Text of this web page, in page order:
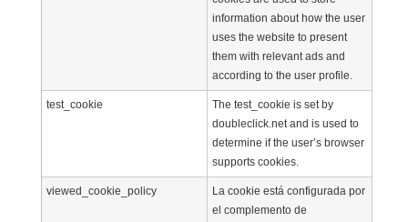
information about how the user
uses the website to present
them with relevant ads and
according to the user profile.
test_cookie
The test_cookie is set by
doubleclick.net and is used to
determine if the user’s browser
supports cookies.
viewed_cookie_policy
La cookie está configurada por
el complemento de